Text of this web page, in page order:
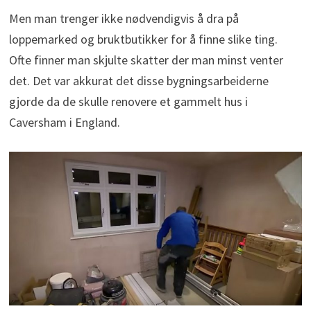
Men man trenger ikke nødvendigvis å dra på
loppemarked og bruktbutikker for å finne slike ting.
Ofte finner man skjulte skatter der man minst venter
det. Det var akkurat det disse bygningsarbeiderne
gjorde da de skulle renovere et gammelt hus i
Caversham i England.